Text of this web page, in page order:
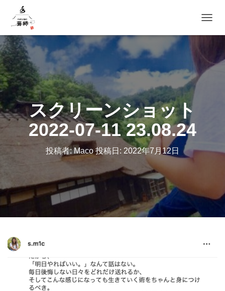
スクリーンショット
2022-07-11 23.08.24
投稿者:Maco 投稿日: 2022年7月12日